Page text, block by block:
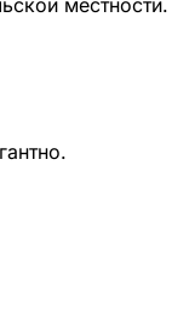
местности.